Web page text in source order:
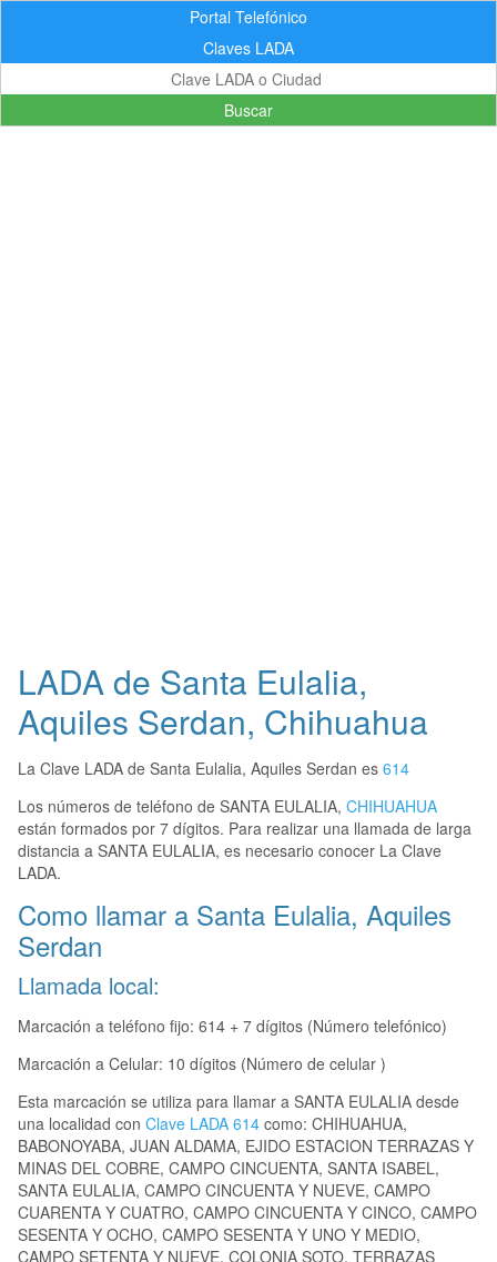
Portal Telefónico
Claves LADA
Buscar
LADA de Santa Eulalia,
Aquiles Serdan, Chihuahua
La Clave LADA de Santa Eulalia, Aquiles Serdan es 614
Los números de teléfono de SANTA EULALIA, CHIHUAHUA
están formados por 7 dígitos. Para realizar una llamada de larga
distancia a SANTA EULALIA, es necesario conocer La Clave
LADA.
Como llamar a Santa Eulalia, Aquiles
Serdan
Llamada local:
Marcación a teléfono fijo: 614 + 7 dígitos (Número telefónico)
Marcación a Celular: 10 dígitos (Número de celular )
Esta marcación se utiliza para llamar a SANTA EULALIA desde
una localidad con Clave LADA 614 como: CHIHUAHUA,
BABONOYABA, JUAN ALDAMA, EJIDO ESTACION TERRAZAS Y
MINAS DEL COBRE, CAMPO CINCUENTA, SANTA ISABEL,
SANTA EULALIA, CAMPO CINCUENTA Y NUEVE, CAMPO
CUARENTA Y CUATRO, CAMPO CINCUENTA Y CINCO, CAMPO
SESENTA Y OCHO, CAMPO SESENTA Y UNO Y MEDIO,
CAMPO SETENTA Y NUEVE, COLONIA SOTO, TERRAZAS